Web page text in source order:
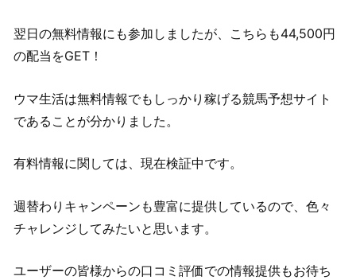
翌日の無料情報にも参加しましたが、こちらも44,500円
の配当をGET！
ウマ生活は無料情報でもしっかり稼げる競馬予想サイト
であることが分かりました。
有料情報に関しては、現在検証中です。
週替わりキャンペーンも豊富に提供しているので、色々
チャレンジしてみたいと思います。
ユーザーの皆様からの口コミ評価での情報提供もお待ち